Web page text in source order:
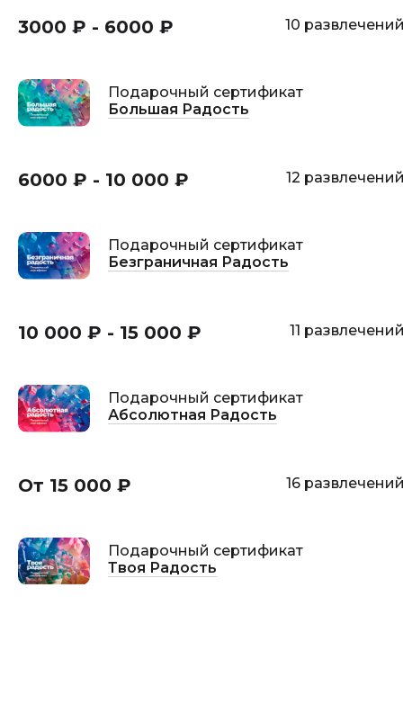
3000 ₽ - 6000 ₽ 10
Подарочный сертификат
Большая Радость
6000 ₽ - 10 000 ₽ 12
Подарочный сертификат
Безграничная Радость
10 000 ₽ - 15 000 ₽ 11
Подарочный сертификат
Абсолютная Радость
От 15 000 ₽ 16
Подарочный сертификат
Твоя Радость